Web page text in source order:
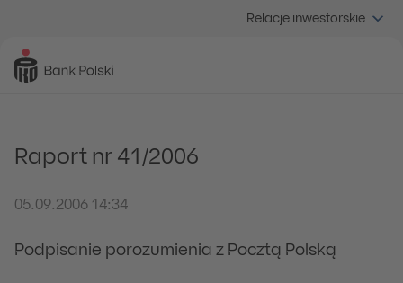
Relacje inwestorskie
Raport nr 41/2006
05.09.2006 14:34
Podpisanie porozumienia z Pocztą Polską